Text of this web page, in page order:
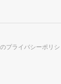
プライバシーポリシ